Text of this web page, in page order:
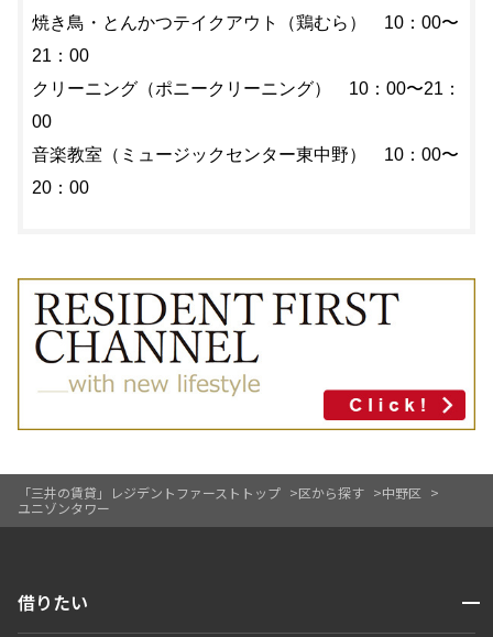
「三井の賃貸」レジデントファーストトップ 区から探す
中野区
ユニゾンタワー
焼き鳥・とんかつテイクアウト（鶏むら） 10：00〜
21：00
クリーニング（ポニークリーニング） 10：00〜21：
00
音楽教室（ミュージックセンター東中野） 10：00〜
20：00
借りたい 開閉